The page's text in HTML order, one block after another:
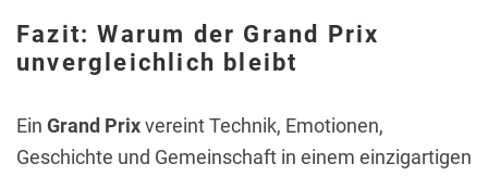
Fazit: Warum der Grand Prix
unvergleichlich bleibt
Ein Grand Prixvereint Technik, Emotionen,
Geschichte und Gemeinschaft in einem einzigartigen